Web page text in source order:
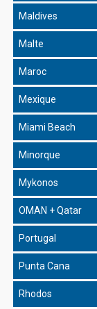
Maldives
Malte
Maroc
Mexique
Miami Beach
Minorque
Mykonos
OMAN + Qatar
Portugal
Punta Cana
Rhodos